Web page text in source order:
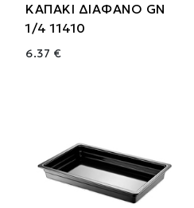
ΚΑΠΑΚΙ ΔΙΑΦΑΝΟ GN
1/4 11410
6.37 €